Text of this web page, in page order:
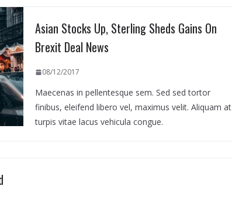
Asian Stocks Up, Sterling Sheds Gains On
Brexit Deal News
08/12/2017
Maecenas in pellentesque sem. Sed sed tortor
finibus, eleifend libero vel, maximus velit. Aliquam at
turpis vitae lacus vehicula congue.